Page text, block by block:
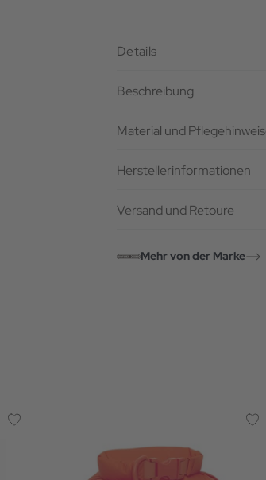
Details
Beschreibung
Material und
Herstellerinformationen
Versand und Retoure
Mehr von der Marke